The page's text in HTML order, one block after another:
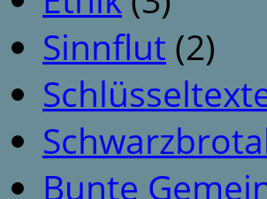
Sinnflut (2)
Bunte